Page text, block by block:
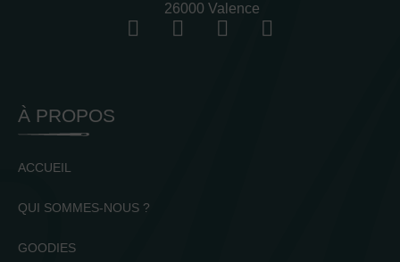
26000 Valence
À PROPOS
ACCUEIL
QUI SOMMES-NOUS ?
GOODIES